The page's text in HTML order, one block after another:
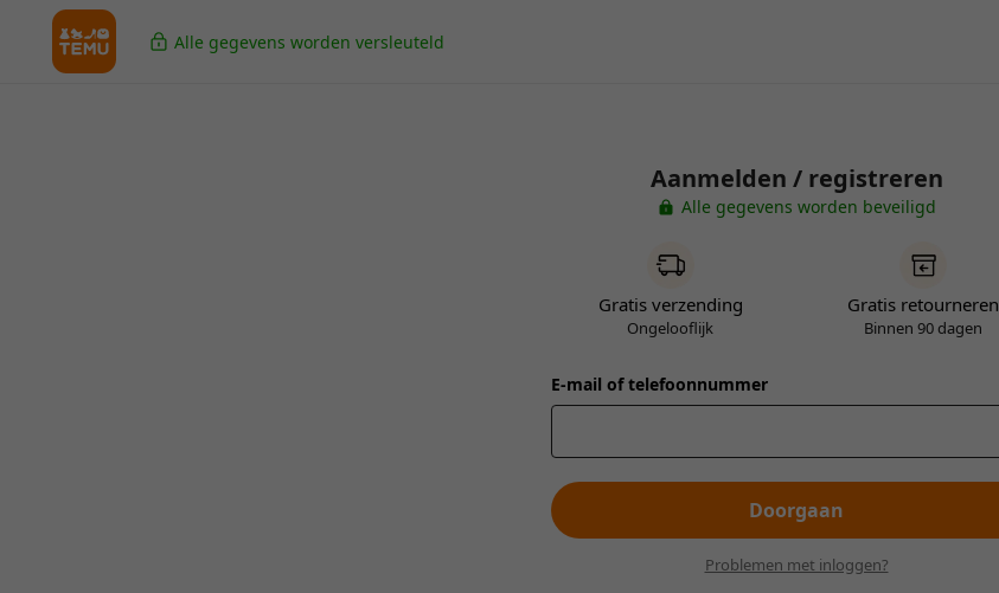
Alle gegevens worden versleuteld
Aanmelden / registreren
Alle gegevens worden beveiligd
Gratis verzending
Ongelooflijk
Gratis retourneren
Binnen 90 dagen
E-mail of telefoonnummer
Doorgaan
Problemen met inloggen?